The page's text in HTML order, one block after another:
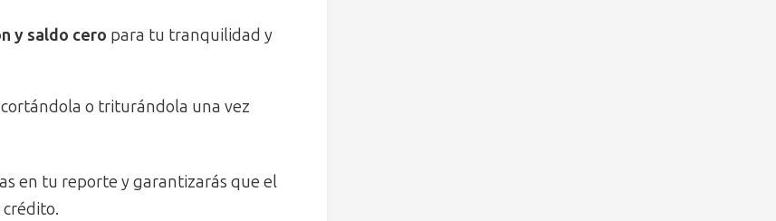
y saldo cero para tu tranquilidad y
cortándola o triturándola una vez
en tu reporte y garantizarás que el